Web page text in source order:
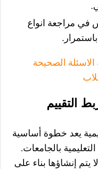
في مراجعة انواع
الصحيحة
التقييم
يعد خطوة أساسية
بالجامعات.
يتم إنشاؤها بناء على